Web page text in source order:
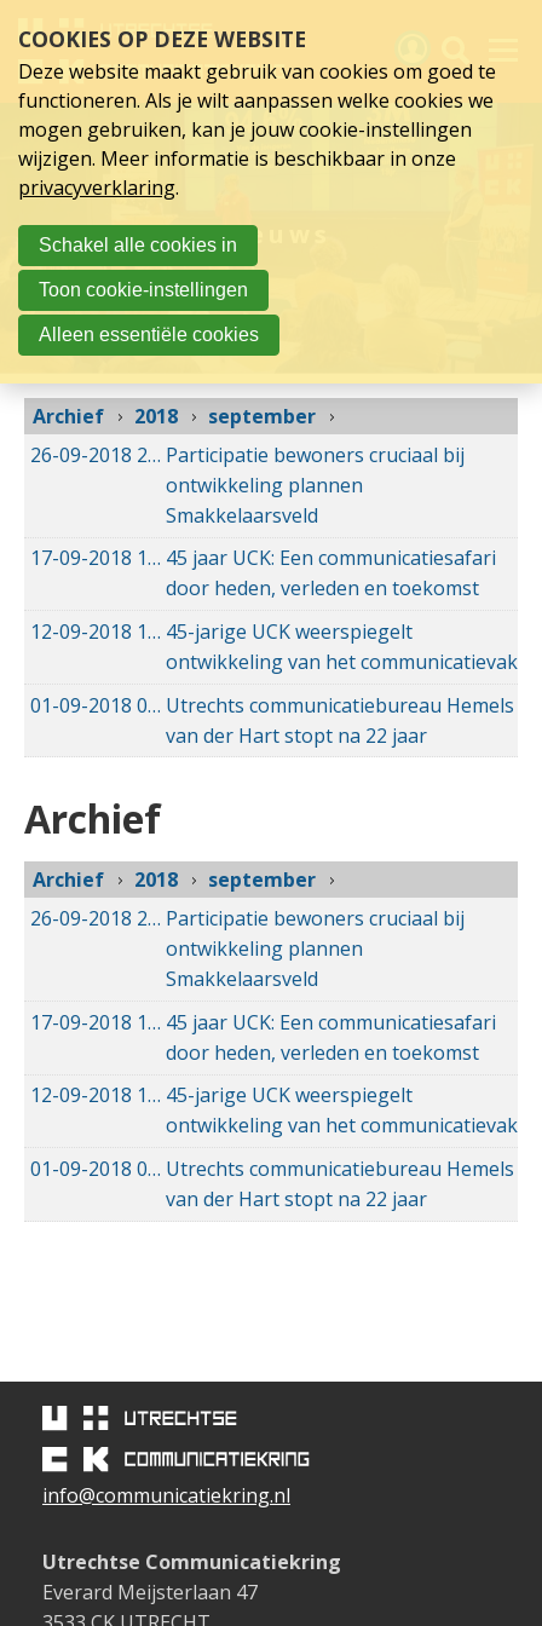
september
2018
links
over
Spring
hoofd
inhoud
Spring
naar
hoofdnavigatie
Nieuws
Archief 2018
september
26-09-2018 26-09-2018 09:54
Participatie bewoners cruciaal bij
ontwikkeling plannen
Smakkelaarsveld
17-09-2018 17-09-2018 10:12
45 jaar UCK: Een communicatiesafari
door heden, verleden en toekomst
12-09-2018 12-09-2018 21:54
45-jarige UCK weerspiegelt
ontwikkeling van het communicatievak
01-09-2018 01-09-2018 14:33
Utrechts communicatiebureau Hemels
van der Hart stopt na 22 jaar
Archief
Archief 2018
september
26-09-2018 26-09-2018 09:54
Participatie bewoners cruciaal bij
ontwikkeling plannen
Smakkelaarsveld
17-09-2018 17-09-2018 10:12
45 jaar UCK: Een communicatiesafari
door heden, verleden en toekomst
12-09-2018 12-09-2018 21:54
45-jarige UCK weerspiegelt
ontwikkeling van het communicatievak
01-09-2018 01-09-2018 14:33
Utrechts communicatiebureau Hemels
van der Hart stopt na 22 jaar
info@communicatiekring.nl
Utrechtse Communicatiekring
Everard Meijsterlaan 47
Activiteiten
Nieuws
Verslagen
Sluit je aan
Over UCK
COOKIES OP DEZE WEBSITE
Deze website maakt gebruik van cookies om goed te
functioneren. Als je wilt aanpassen welke cookies we
mogen gebruiken, kan je jouw cookie-instellingen
wijzigen. Meer informatie is beschikbaar in onze
privacyverklaring.
Schakel alle cookies in
Toon cookie-instellingen
Alleen essentiële cookies